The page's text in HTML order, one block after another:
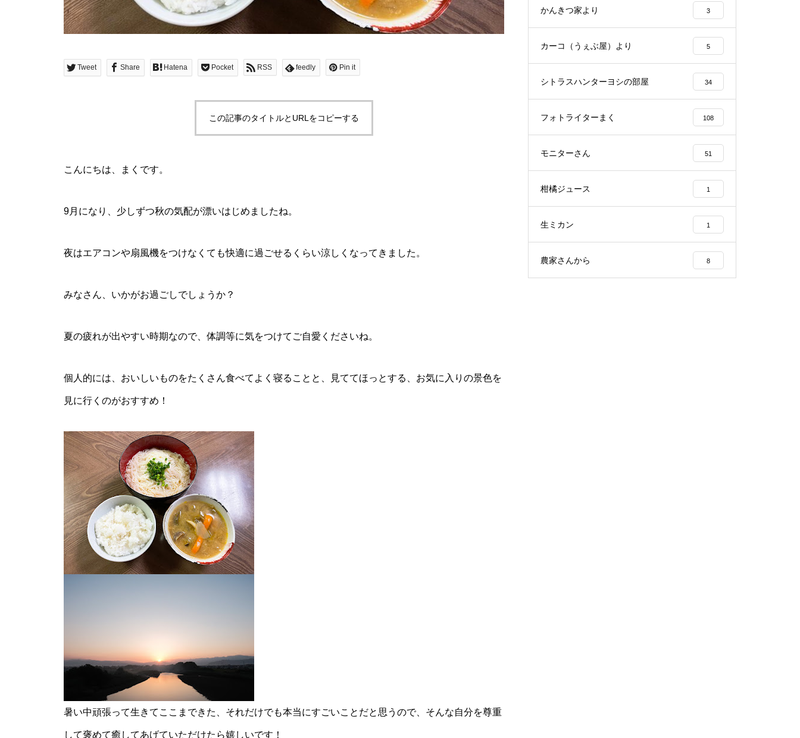
Tweet Share Hatena Pocket RSS feedly Pin it
この記事のタイトルとURLをコピーする
こんにちは、まくです。
9月になり、少しずつ秋の気配が漂いはじめましたね。
夜はエアコンや扇風機をつけなくても快適に過ごせるくらい涼しくなってきました。
みなさん、いかがお過ごしでしょうか？
夏の疲れが出やすい時期なので、体調等に気をつけてご自愛くださいね。
個人的には、おいしいものをたくさん食べてよく寝ることと、見ててほっとする、お気に入りの景色を
見に行くのがおすすめ！
暑い中頑張って生きてここまできた、それだけでも本当にすごいことだと思うので、そんな自分を尊重
して褒めて癒してあげていただけたら嬉しいです！
かんきつ家より 3
カーコ（うぇぶ屋）より 5
シトラスハンターヨシの部屋 34
フォトライターまく 108
モニターさん 51
柑橘ジュース 1
生ミカン 1
農家さんから 8